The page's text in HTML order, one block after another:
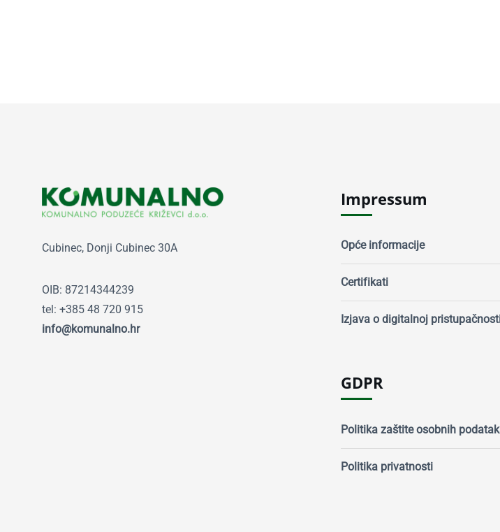
Cubinec, Donji Cubinec 30A
OIB: 87214344239
tel: +385 48 720 915
info@komunalno.hr
Impressum
Opće informacije
Certifikati
Izjava o digitalnoj
GDPR
Politika zaštite osobnih
Politika privatnosti